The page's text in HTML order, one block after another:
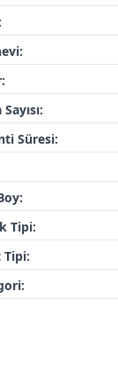
Süresi:
Tipi:
Tipi: